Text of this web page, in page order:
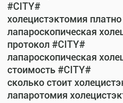
#CITY#
холецистэктомия
лапароскопическая
протокол #CITY#
лапароскопическая
стоимость #CITY#
сколько стоит
лапаротомия